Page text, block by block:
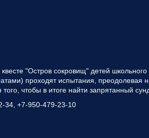
"Остров сокровищ" детей школьного
проходят испытания, преодолевая
чтобы в итоге найти запрятанный
34, +7-950-479-23-10